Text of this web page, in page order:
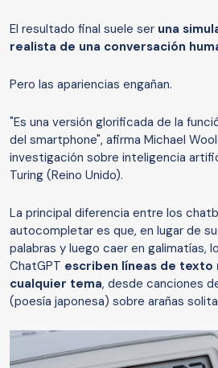
El resultado final suele ser una
realista de una conversación
Pero las apariencias engañan.
"Es una versión glorificada de la
del smartphone", afirma Michael
investigación sobre inteligencia
Turing (Reino Unido).
La principal diferencia entre los
autocompletar es que, en lugar de
palabras y luego caer en galimatías,
ChatGPT escriben líneas de texto
cualquier tema, desde canciones
(poesía japonesa) sobre arañas